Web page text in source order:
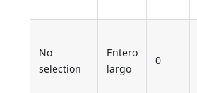
No
selection
Entero
largo
0